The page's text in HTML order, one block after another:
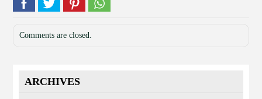
Comments are closed.
ARCHIVES